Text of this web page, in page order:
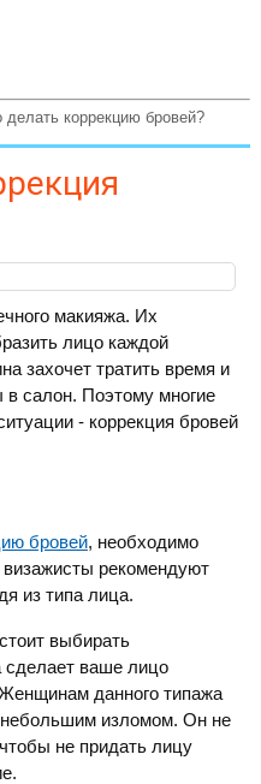
коррекцию бровей?
макияжа. Их
лицо каждой
захочет тратить время и
салон. Поэтому многие
- коррекция бровей
бровей, необходимо
рекомендуют
из типа лица.
выбирать
сделает ваше лицо
данного типажа
небольшим изломом. Он не
не придать лицу